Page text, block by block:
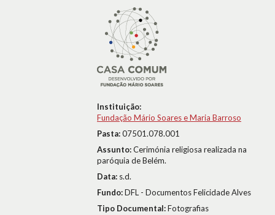
Instituição:
Fundação Mário Soares e Maria Barroso
Pasta:07501.078.001
Assunto:Cerimónia religiosa realizada na
paróquia de Belém.
Data: s.d.
Fundo:DFL - Documentos Felicidade Alves
Tipo Documental:Fotografias